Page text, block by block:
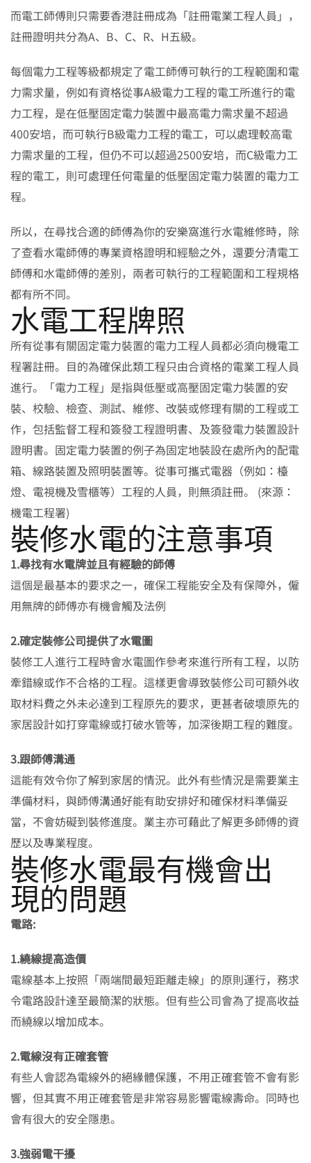
而電工師傅則只需要香港註冊成為「註冊電業工程人員」，
註冊證明共分為A、B、C、R、H五級。
每個電力工程等級都規定了電工師傅可執行的工程範圍和電
力需求量，例如有資格從事A級電力工程的電工所進行的電
力工程，是在低壓固定電力裝置中最高電力需求量不超過
400安培，而可執行B級電力工程的電工，可以處理較高電
力需求量的工程，但仍不可以超過2500安培，而C級電力工
程的電工，則可處理任何電量的低壓固定電力裝置的電力工
程。
所以，在尋找合適的師傅為你的安樂窩進行水電維修時，除
了查看水電師傅的專業資格證明和經驗之外，還要分清電工
師傅和水電師傅的差別，兩者可執行的工程範圍和工程規格
都有所不同。
水電工程牌照
所有從事有關固定電力裝置的電力工程人員都必須向機電工
程署註冊。目的為確保此類工程只由合資格的電業工程人員
進行。「電力工程」是指與低壓或高壓固定電力裝置的安
裝、校驗、檢查、測試、維修、改裝或修理有關的工程或工
作，包括監督工程和簽發工程證明書、及簽發電力裝置設計
證明書。固定電力裝置的例子為固定地裝設在處所內的配電
箱、線路裝置及照明裝置等。從事可攜式電器（例如：檯
燈、電視機及雪櫃等）工程的人員，則無須註冊。 (來源：
機電工程署)
裝修水電的注意事項
1.尋找有水電牌並且有經驗的師傅
這個是最基本的要求之一，確保工程能安全及有保障外，僱
用無牌的師傅亦有機會觸及法例
2.確定裝修公司提供了水電圖
裝修工人進行工程時會水電圖作參考來進行所有工程，以防
牽錯線或作不合格的工程。這樣更會導致裝修公司可額外收
取材料費之外未必達到工程原先的要求，更甚者破壞原先的
家居設計如打穿電線或打破水管等，加深後期工程的難度。
3.跟師傅溝通
這能有效令你了解到家居的情況。此外有些情況是需要業主
準備材料，與師傅溝通好能有助安排好和確保材料準備妥
當，不會妨礙到裝修進度。業主亦可藉此了解更多師傅的資
歷以及專業程度。
裝修水電最有機會出
現的問題
電路:
1.繞線提高造價
電線基本上按照「兩端間最短距離走線」的原則運行，務求
令電路設計達至最簡潔的狀態。但有些公司會為了提高收益
而繞線以增加成本。
2.電線沒有正確套管
有些人會認為電線外的絕緣體保護，不用正確套管不會有影
響，但其實不用正確套管是非常容易影響電線壽命。同時也
會有很大的安全隱患。
3.強弱電干擾